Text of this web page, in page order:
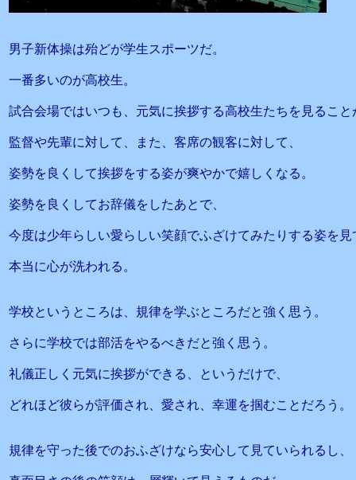
男子新体操は殆どが学生スポーツだ。
一番多いのが高校生。
試合会場ではいつも、元気に挨拶する高校生たちを見ること
監督や先輩に対して、また、客席の観客に対して、
姿勢を良くして挨拶をする姿が爽やかで嬉しくなる。
姿勢を良くしてお辞儀をしたあとで、
今度は少年らしい愛らしい笑顔でふざけてみたりする姿を見
本当に心が洗われる。
学校というところは、規律を学ぶところだと強く思う。
さらに学校では部活をやるべきだと強く思う。
礼儀正しく元気に挨拶ができる、というだけで、
どれほど彼らが評価され、愛され、幸運を掴むことだろう。
規律を守った後でのおふざけなら安心して見ていられるし、